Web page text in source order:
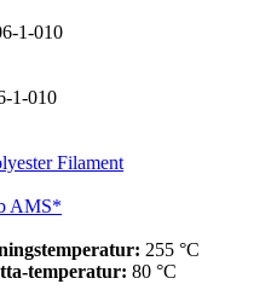
1-010
1-010
Filament
AMS*
255 °C
temperatur: 80 °C